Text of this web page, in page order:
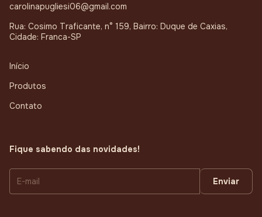
carolinapugliesi06@gmail.com
Rua: Cosimo Traficante, n° 159, Bairro: Duque de Caxias,
Cidade: Franca-SP
Início
Produtos
Contato
Fique sabendo das novidades!